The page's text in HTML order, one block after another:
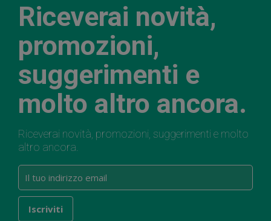
Riceverai novità,
promozioni,
suggerimenti e
molto altro ancora.
Riceverai novità, promozioni, suggerimenti e molto
altro ancora.